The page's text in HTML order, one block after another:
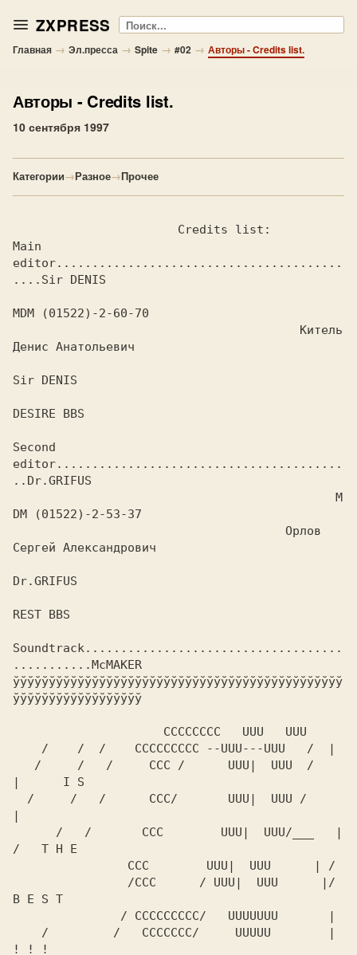
ZXPRESS Поиск
Главная → Эл.пресса → Spite → #02 → Авторы - Credits list.
Авторы - Credits list.
10 сентября 1997
Категории→Разное→Прочее
Main
editor........................................
....Sir DENIS
MDM (01522)-2-60-70
Денис Анатольевич
Sir DENIS
DESIRE BBS
Second
editor........................................
..Dr.GRIFUS
DM (01522)-2-53-37
Сергей Александрович
Dr.GRIFUS
REST BBS
Soundtrack....................................
...........McMAKER
ўўўўўўўўўўўўўўўўўўўўўўўўўўўўўўўўўўўўўўўўўўўўўў
ўўўўўўўўўўўўўўўўўў
|      I S
|
/   T H E
B E S T
! ! !